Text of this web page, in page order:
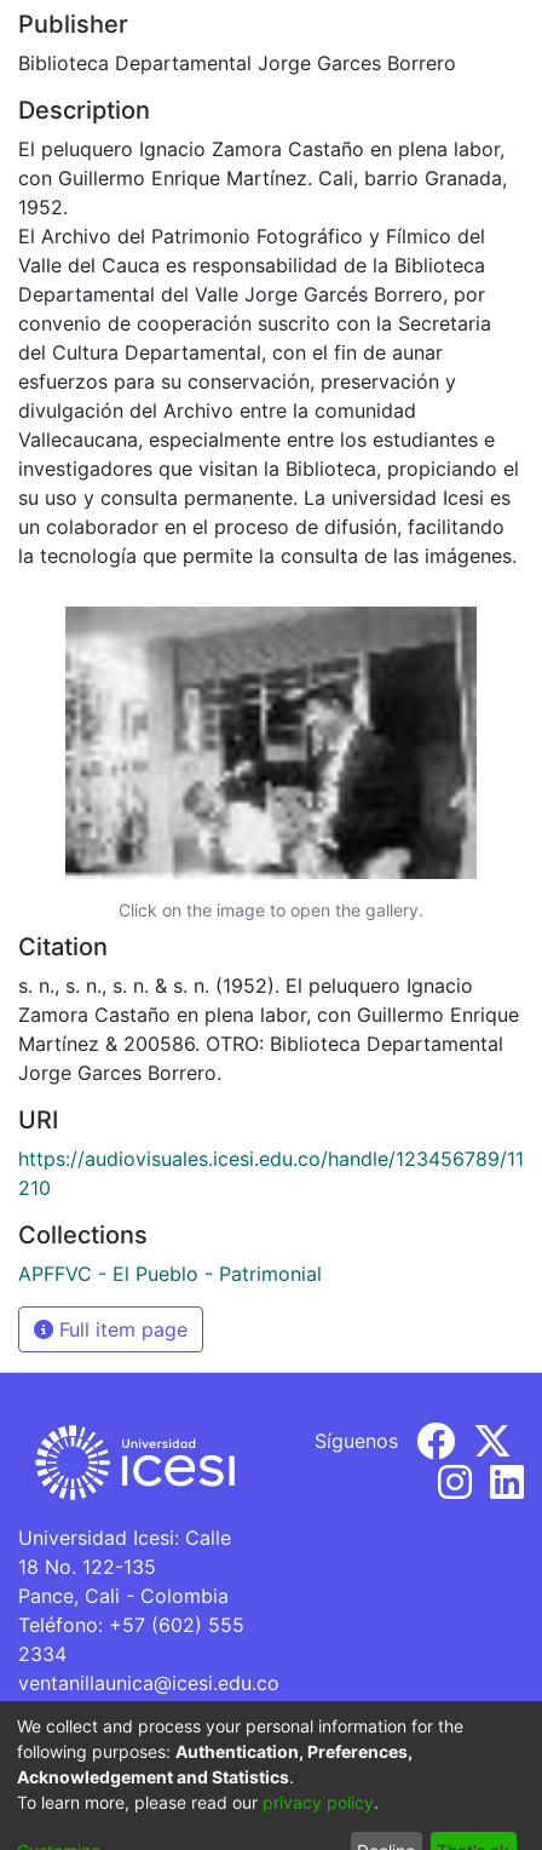
Publisher
Biblioteca Departamental Jorge Garces Borrero
Description
El peluquero Ignacio Zamora Castaño en plena labor,
con Guillermo Enrique Martínez. Cali, barrio Granada,
1952.
El Archivo del Patrimonio Fotográfico y Fílmico del
Valle del Cauca es responsabilidad de la Biblioteca
Departamental del Valle Jorge Garcés Borrero, por
convenio de cooperación suscrito con la Secretaria
del Cultura Departamental, con el fin de aunar
esfuerzos para su conservación, preservación y
divulgación del Archivo entre la comunidad
Vallecaucana, especialmente entre los estudiantes e
investigadores que visitan la Biblioteca, propiciando el
su uso y consulta permanente. La universidad Icesi es
un colaborador en el proceso de difusión, facilitando
la tecnología que permite la consulta de las imágenes.
Click on the image to open the gallery.
Citation
s. n., s. n., s. n. & s. n. (1952). El peluquero Ignacio
Zamora Castaño en plena labor, con Guillermo Enrique
Martínez & 200586. OTRO: Biblioteca Departamental
Jorge Garces Borrero.
URI
https://audiovisuales.icesi.edu.co/handle/123456789/11
210
Collections
APFFVC - El Pueblo - Patrimonial
Full item page
Universidad Icesi: Calle
18 No. 122-135
Pance, Cali - Colombia
Teléfono: +57 (602) 555
2334
ventanillaunica@icesi.edu.co
Síguenos
La Universidad Icesi es una Institución de Educación
Superior que se encuentra sujeta a inspección y vigilancia
por parte del Ministerio de Educación Nacional.
Cookie End User Send
We collect and process your personal information for the
following purposes: Authentication, Preferences,
Acknowledgement and Statistics.
To learn more, please read our privacy policy.